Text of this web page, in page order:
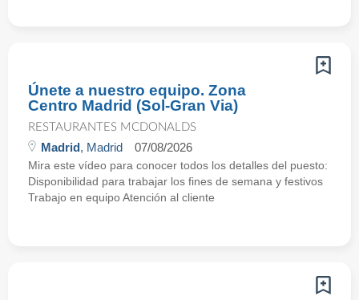
Únete a nuestro equipo. Zona
Centro Madrid (Sol-Gran Via)
RESTAURANTES MCDONALDS
Madrid, Madrid 07/08/2026
Mira este vídeo para conocer todos los detalles del puesto:
Disponibilidad para trabajar los fines de semana y festivos
Trabajo en equipo Atención al cliente